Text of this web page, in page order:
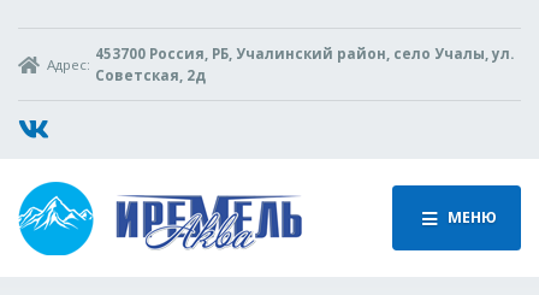
Адрес:
453700 Россия, РБ, Учалинский район, село Учалы, ул.
Советская, 2д
МЕНЮ